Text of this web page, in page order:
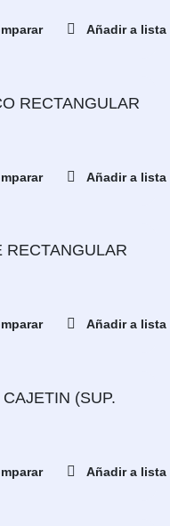
Añadir a lista
RECTANGULAR
Añadir a lista
RECTANGULAR
Añadir a lista
(SUP.
Añadir a lista